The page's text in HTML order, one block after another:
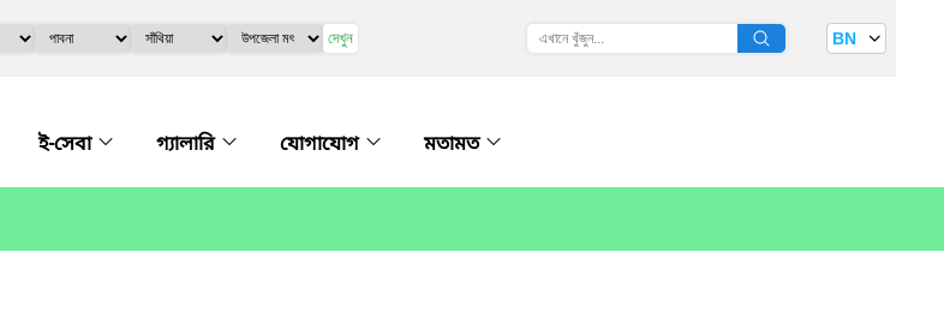
দেখুন BN
ই-সেবা গ্যালারি যোগাযোগ মতামত